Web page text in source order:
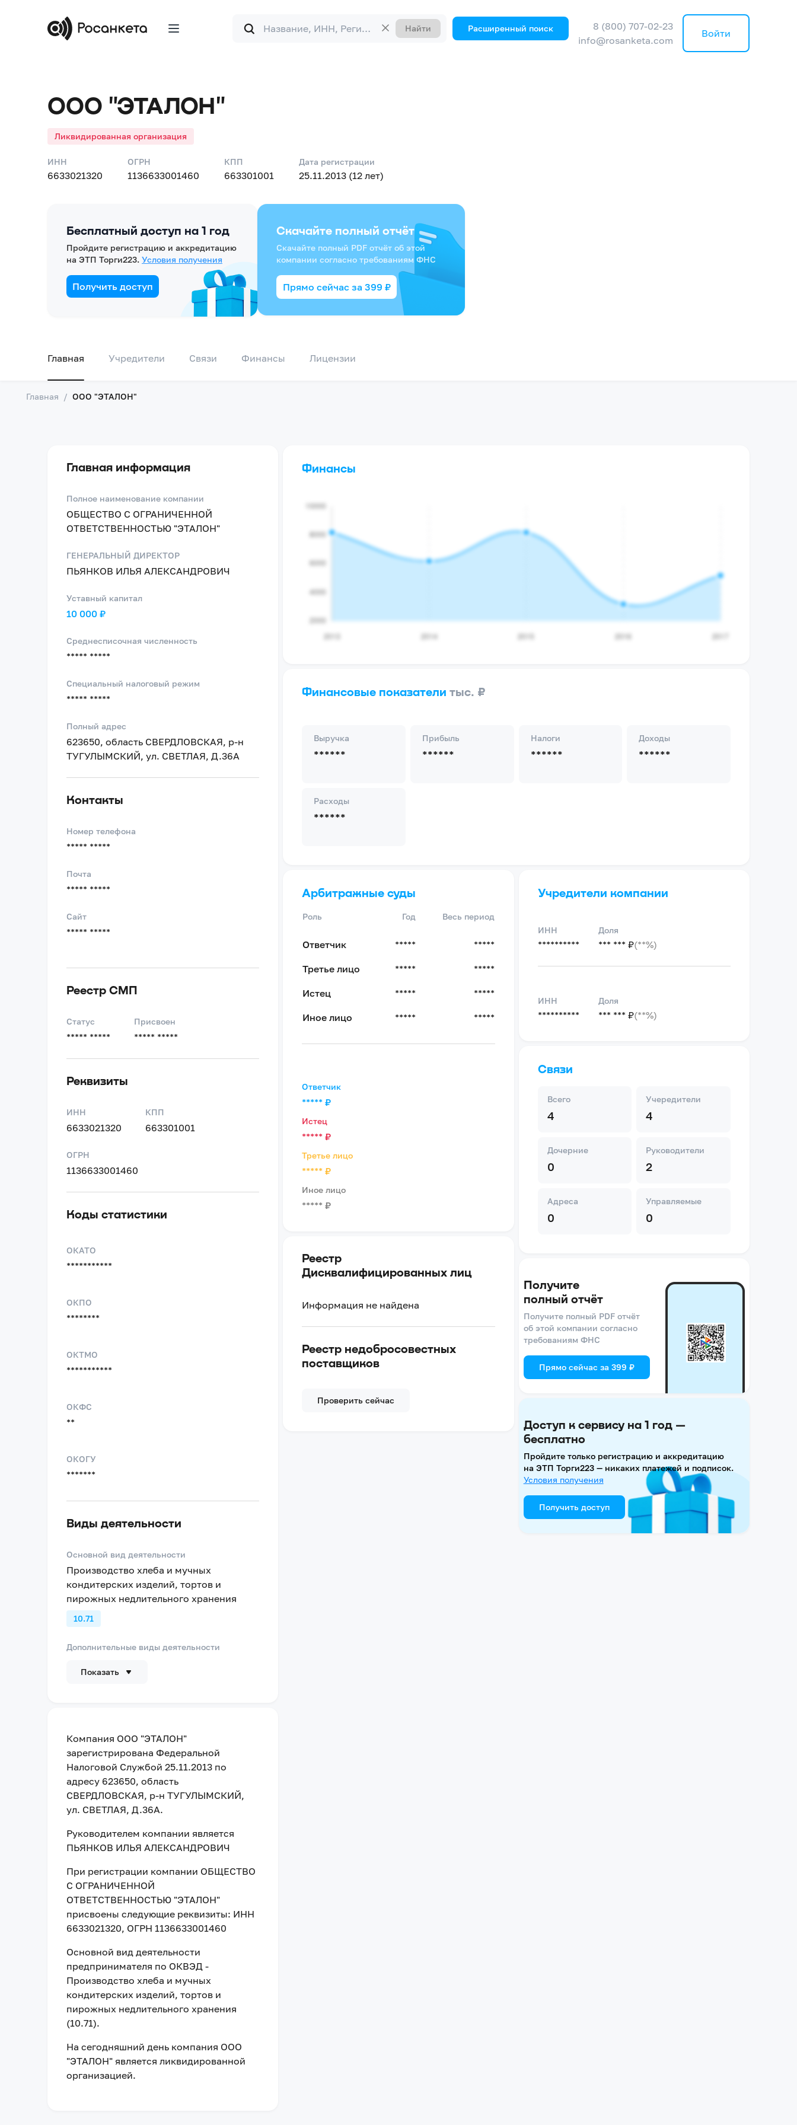
Форма
поиска
Найти Расширенный поиск
8 (800) 707-02-23
info@rosanketa.com
Войти
ООО "ЭТАЛОН"
Ликвидированная организация
ИНН
6633021320
ОГРН
1136633001460
КПП
663301001
Дата регистрации
25.11.2013 (12 лет)
Бесплатный доступ на 1 год
Пройдите регистрацию и аккредитацию
на ЭТП Торги223. Условия получения
Получить доступ
Скачайте полный отчёт
Скачайте полный PDF отчёт об этой
компании согласно требованиям ФНС
Прямо сейчас за 399 ₽
Главная Учредители Связи Финансы Лицензии
Главная / ООО "ЭТАЛОН"
Главная информация
Полное наименование компании
ОБЩЕСТВО С ОГРАНИЧЕННОЙ
ОТВЕТСТВЕННОСТЬЮ "ЭТАЛОН"
ГЕНЕРАЛЬНЫЙ ДИРЕКТОР
ПЬЯНКОВ ИЛЬЯ АЛЕКСАНДРОВИЧ
Уставный капитал
10 000 ₽
Среднесписочная численность
***** *****
Специальный налоговый режим
***** *****
Полный адрес
623650, область СВЕРДЛОВСКАЯ, р-н
ТУГУЛЫМСКИЙ, ул. СВЕТЛАЯ, Д.36А
Контакты
Номер телефона
***** *****
Почта
***** *****
Сайт
***** *****
Реестр СМП
Статус
***** *****
Присвоен
***** *****
Реквизиты
ИНН
6633021320
КПП
663301001
ОГРН
1136633001460
Коды статистики
ОКАТО
***********
ОКПО
********
ОКТМО
***********
ОКФС
**
ОКОГУ
*******
Виды деятельности
Основной вид деятельности
Производство хлеба и мучных
кондитерских изделий, тортов и
пирожных недлительного хранения
10.71
Дополнительные виды деятельности
Показать
Компания ООО "ЭТАЛОН"
зарегистрирована Федеральной
Налоговой Службой 25.11.2013 по
адресу 623650, область
СВЕРДЛОВСКАЯ, р-н ТУГУЛЫМСКИЙ,
ул. СВЕТЛАЯ, Д.36А.
Руководителем компании является
ПЬЯНКОВ ИЛЬЯ АЛЕКСАНДРОВИЧ
При регистрации компании ОБЩЕСТВО
С ОГРАНИЧЕННОЙ
ОТВЕТСТВЕННОСТЬЮ "ЭТАЛОН"
присвоены следующие реквизиты: ИНН
6633021320, ОГРН 1136633001460
Основной вид деятельности
предпринимателя по ОКВЭД -
Производство хлеба и мучных
кондитерских изделий, тортов и
пирожных недлительного хранения
(10.71).
На сегодняшний день компания ООО
"ЭТАЛОН" является ликвидированной
организацией.
Финансы
Финансовые показателитыс. ₽
Выручка
******
Прибыль
******
Налоги
******
Доходы
******
Расходы
******
Арбитражные суды
Роль Год Весь период
Ответчик ***** *****
Третье лицо ***** *****
Истец ***** *****
Иное лицо ***** *****
Ответчик
***** ₽
Истец
***** ₽
Третье лицо
***** ₽
Иное лицо
***** ₽
Реестр
Дисквалифицированных лиц
Информация не найдена
Реестр недобросовестных
поставщиков
Проверить сейчас
Учредители компании
ИНН
**********
Доля
*** *** ₽(**%)
ИНН
**********
Доля
*** *** ₽(**%)
Связи
Всего
4
Учередители
4
Дочерние
0
Руководители
2
Адреса
0
Управляемые
0
Получите
полный отчёт
Получите полный PDF отчёт
об этой компании согласно
требованиям ФНС
Прямо сейчас за 399 ₽
Доступ к сервису на 1 год —
бесплатно
Пройдите только регистрацию и аккредитацию
на ЭТП Торги223 — никаких платежей и подписок.
Условия получения
Получить доступ